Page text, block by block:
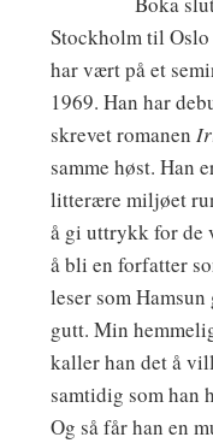
Stockholm til Oslo
har vært på et
1969. Han har
skrevet romanen
samme høst. Han
litterære miljøet
å gi uttrykk for de
å bli en forfatter
leser som
gutt. Min
kaller han det å
samtidig som han
Og så får han en